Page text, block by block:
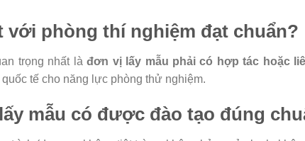
với phòng thí nghiệm đạt chuẩn?
trọng nhất làđơn vị lấy mẫu phải có hợp tác hoặc
tế cho năng lực phòng thử nghiệm.
mẫu có được đào tạo đúng